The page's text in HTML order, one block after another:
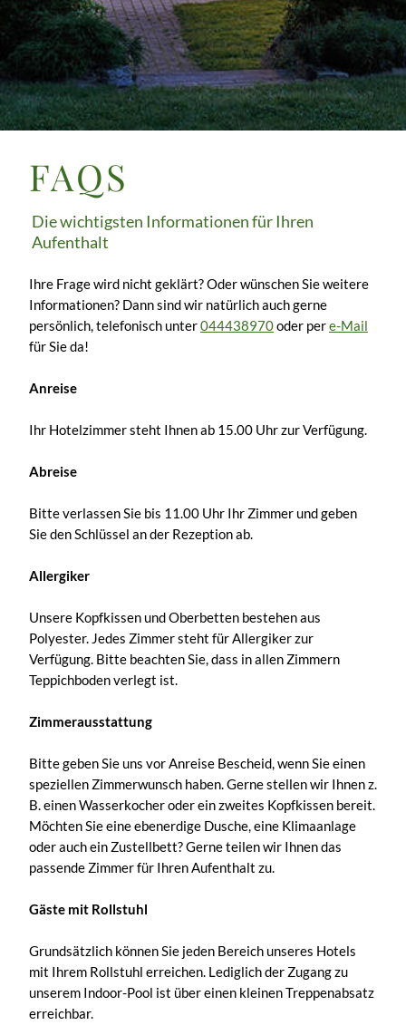
FAQS
Die wichtigsten Informationen für Ihren
Aufenthalt
Ihre Frage wird nicht geklärt? Oder wünschen Sie weitere
Informationen? Dann sind wir natürlich auch gerne
persönlich, telefonisch unter044438970oder pere-Mail
für Sie da!
Anreise
Ihr Hotelzimmer steht Ihnen ab 15.00 Uhr zur Verfügung.
Abreise
Bitte verlassen Sie bis 11.00 Uhr Ihr Zimmer und geben
Sie den Schlüssel an der Rezeption ab.
Allergiker
Unsere Kopfkissen und Oberbetten bestehen aus
Polyester. Jedes Zimmer steht für Allergiker zur
Verfügung. Bitte beachten Sie, dass in allen Zimmern
Teppichboden verlegt ist.
Zimmerausstattung
Bitte geben Sie uns vor Anreise Bescheid, wenn Sie einen
speziellen Zimmerwunsch haben. Gerne stellen wir Ihnen z.
B. einen Wasserkocher oder ein zweites Kopfkissen bereit.
Möchten Sie eine ebenerdige Dusche, eine Klimaanlage
oder auch ein Zustellbett? Gerne teilen wir Ihnen das
passende Zimmer für Ihren Aufenthalt zu.
Gäste mit Rollstuhl
Grundsätzlich können Sie jeden Bereich unseres Hotels
mit Ihrem Rollstuhl erreichen. Lediglich der Zugang zu
unserem Indoor-Pool ist über einen kleinen Treppenabsatz
erreichbar.